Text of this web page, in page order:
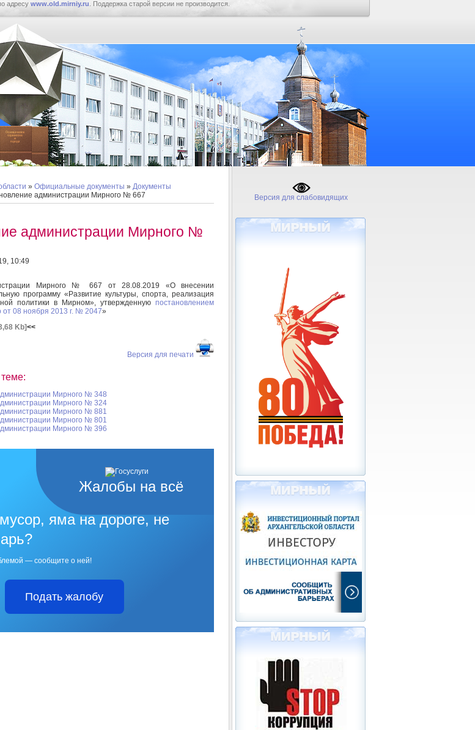
адресу www.old.mirniy.ru . Поддержка старой версии не производится.
» Официальные документы » Документы
администрации Мирного № 667
администрации Мирного №
10:49
Мирного № 667 от 28.08.2019 «О внесении
программу «Развитие культуры, спорта, реализация
политики в Мирном», утвержденную постановлением
08 ноября 2013 г. № 2047»
Kb]<<
Версия для печати
Мирного № 348
Мирного № 324
Мирного № 881
Мирного № 801
Мирного № 396
Жалобы на всё
яма на дороге, не
— сообщите о ней!
Подать жалобу
Версия для слабовидящих